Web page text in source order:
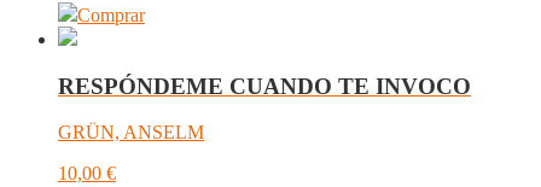
Comprar
RESPÓNDEME CUANDO TE INVOCO
GRÜN, ANSELM
10,00 €